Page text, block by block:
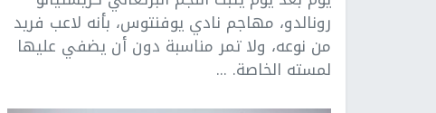
رونالدو، مهاجم نادي يوفنتوس، بأنه لاعب فريد
من نوعه، ولا تمر مناسبة دون أن يضفي عليها
لمسته الخاصة. ...